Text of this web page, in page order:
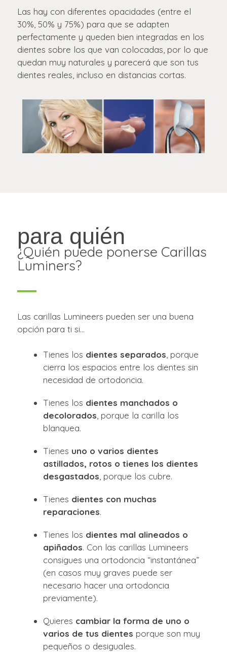
Las hay con diferentes opacidades (entre el
30%, 50% y 75%) para que se adapten
perfectamente y queden bien integradas en los
dientes sobre los que van colocadas, por lo que
quedan muy naturales y parecerá que son tus
dientes reales, incluso en distancias cortas.
para quién
¿Quién puede ponerse Carillas
Luminers?
Las carillas Lumineers pueden ser una buena
opción para ti si…
Tienes los dientes separados, porque
cierra los espacios entre los dientes sin
necesidad de ortodoncia.
Tienes los dientes manchados o
decolorados, porque la carilla los
blanquea.
Tienes uno o varios dientes
astillados, rotos o tienes los dientes
desgastados, porque los cubre.
Tienes dientes con muchas
reparaciones.
Tienes los dientes mal alineados o
apiñados. Con las carillas Lumineers
consigues una ortodoncia “instantánea”
(en casos muy graves puede ser
necesario hacer una ortodoncia
previamente).
Quieres cambiar la forma de uno o
varios de tus dientes porque son muy
pequeños o desiguales.